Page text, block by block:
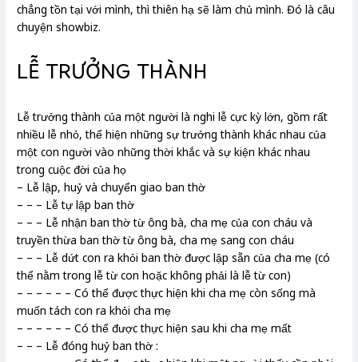
chẳng tồn tại với mình, thì thiên hạ sẽ làm chủ mình. Đó là câu
chuyện showbiz.
LỄ TRƯỞNG THÀNH
Lễ trưởng thành của một người là nghi lễ cực kỳ lớn, gồm rất
nhiều lễ nhỏ, thể hiện những sự trưởng thành khác nhau của
một con người vào những thời khắc và sự kiện khác nhau
trong cuộc đời của họ
– Lễ lập, huỷ và chuyển giao ban thờ
– – – Lễ tự lập ban thờ
– – – Lễ nhận ban thờ từ ông bà, cha mẹ của con cháu và
truyền thừa ban thờ từ ông bà, cha mẹ sang con cháu
– – – Lễ dứt con ra khỏi ban thờ được lập sẵn của cha mẹ (có
thể nằm trong lễ từ con hoặc không phải là lễ từ con)
– – – – – – Có thể được thực hiện khi cha mẹ còn sống mà
muốn tách con ra khỏi cha mẹ
– – – – – – Có thể được thực hiện sau khi cha mẹ mất
– – – Lễ đóng huỷ ban thờ :